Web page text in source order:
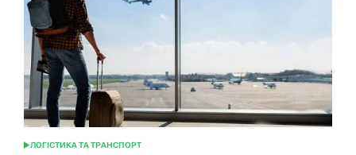
ОПУБЛІКУВАТИ
ЛОГІСТИКА ТА ТРАНСПОРТ